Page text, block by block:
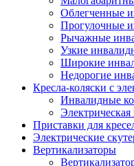
Облегченные
Прогулочные
Рычажные
Узкие
Широкие
Недорогие
Кресла-коляски с
Инвалидные
Электрическая
Приставки для
Электрические
Вертикализаторы